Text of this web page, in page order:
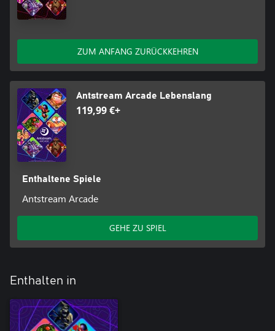
ZUM ANFANG ZURÜCKKEHREN
Antstream Arcade Lebenslang
119,99 €+
Enthaltene Spiele
Antstream Arcade
GEHE ZU SPIEL
Enthalten in